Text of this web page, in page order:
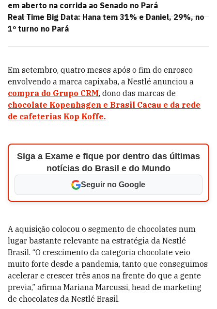
em aberto na corrida ao Senado no Pará
Real Time Big Data: Hana tem 31% e Daniel, 29%, no
1º turno no Pará
Em setembro, quatro meses após o fim do enrosco
envolvendo a marca capixaba, a Nestlé anunciou a
compra do Grupo CRM, dono das marcas de
chocolate Kopenhagen e Brasil Cacau e da rede
de cafeterias Kop Koffe.
Siga a Exame e fique por dentro das últimas
notícias do Brasil e do Mundo
Seguir no Google
A aquisição colocou o segmento de chocolates num
lugar bastante relevante na estratégia da Nestlé
Brasil. “O crescimento da categoria chocolate veio
muito forte desde a pandemia, tanto que conseguimos
acelerar e crescer três anos na frente do que a gente
previa,” afirma Mariana Marcussi, head de marketing
de chocolates da Nestlé Brasil.